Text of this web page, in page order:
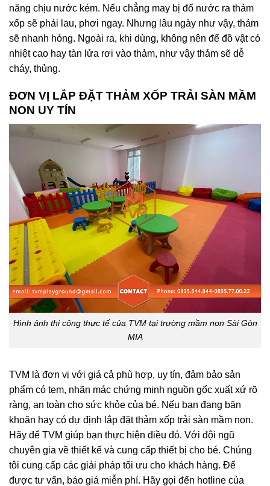
năng chịu nước kém. Nếu chẳng may bị đổ nước ra thảm
xốp sẽ phải lau, phơi ngay. Nhưng lâu ngày như vậy, thảm
sẽ nhanh hỏng. Ngoài ra, khi dùng, không nên để đồ vật có
nhiệt cao hay tàn lửa rơi vào thảm, như vậy thảm sẽ dễ
cháy, thủng.
ĐƠN VỊ LẮP ĐẶT THẢM XỐP TRẢI SÀN MẦM
NON UY TÍN
Hình ảnh thi công thực tế của TVM tại trường mầm non Sài Gòn
MIA
TVM là đơn vị với giá cả phù hợp, uy tín, đảm bảo sản
phẩm có tem, nhãn mác chứng minh nguồn gốc xuất xứ rõ
ràng, an toàn cho sức khỏe của bé. Nếu bạn đang băn
khoăn hay có dự định lắp đặt thảm xốp trải sàn mầm non.
Hãy để TVM giúp bạn thực hiện điều đó. Với đội ngũ
chuyên gia về thiết kế và cung cấp thiết bị cho bé. Chúng
tôi cung cấp các giải pháp tối ưu cho khách hàng. Để
được tư vấn, báo giá miễn phí. Hãy gọi đến hotline của